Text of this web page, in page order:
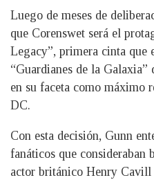
Luego de meses de
que Corenswet será el
Legacy”, primera cinta
“Guardianes de la
en su faceta como máximo
DC.
Con esta decisión, Gunn
fanáticos que consideraban
actor británico Henry